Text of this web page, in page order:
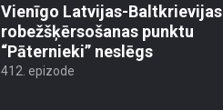
Vienīgo Latvijas-Baltkrievijas
robežšķērsošanas punktu
“Pāternieki” neslēgs
412. epizode